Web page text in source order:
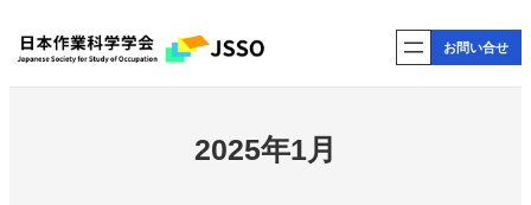
容
お問い合せ
2025年1月